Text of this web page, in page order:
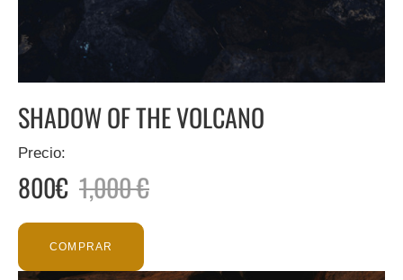
SHADOW OF THE VOLCANO
Precio:
800€ 1,000 €
COMPRAR